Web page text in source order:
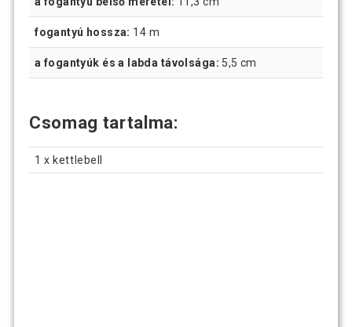
fogantyú hossza: 14 m
a fogantyúk és a labda távolsága: 5,5 cm
Csomag tartalma:
1 x kettlebell